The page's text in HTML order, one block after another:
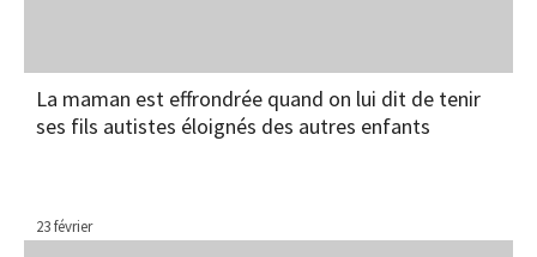
La maman est effrondrée quand on lui dit de tenir
ses fils autistes éloignés des autres enfants
23 février